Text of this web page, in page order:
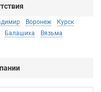
Воронеж
Курск
Балашиха
Вязьма